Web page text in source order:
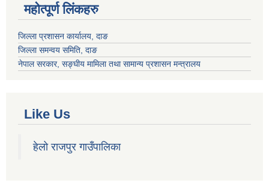
महोत्पूर्ण लिंकहरु
जिल्ला प्रशासन कार्यालय, दाङ
जिल्ला समन्वय समिति, दाङ
नेपाल सरकार, सङ्घीय मामिला तथा सामान्य प्रशासन मन्त्रालय
Like Us
हेलो राजपुर गाउँपालिका